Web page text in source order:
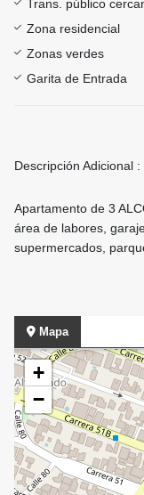
Trans. público
Zona residencial
Zonas verdes
Garita de Entrada
Descripción Adicional :
Apartamento de 3
área de labores,
supermercados,
Mapa
+
−